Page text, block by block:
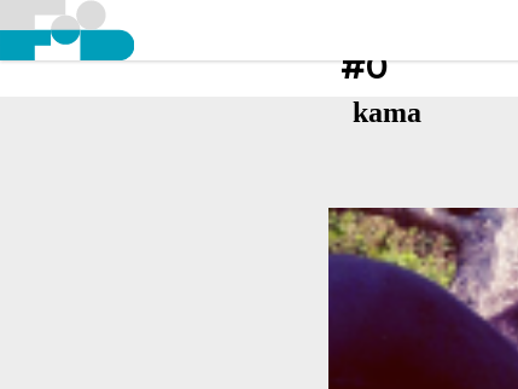
#0
kama